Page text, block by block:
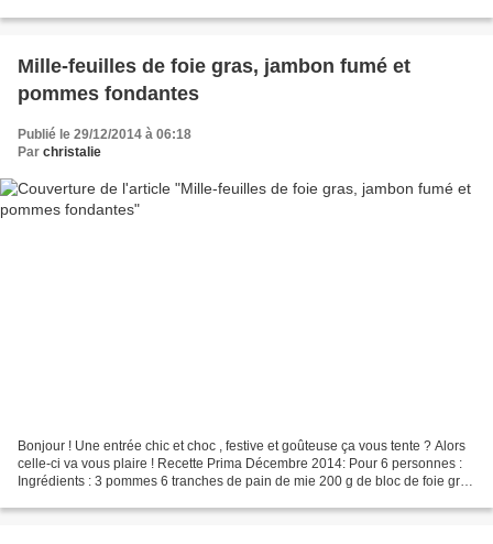
Mille-feuilles de foie gras, jambon fumé et
pommes fondantes
Publié le 29/12/2014 à 06:18
Par christalie
Bonjour ! Une entrée chic et choc , festive et goûteuse ça vous tente ? Alors
celle-ci va vous plaire ! Recette Prima Décembre 2014: Pour 6 personnes :
Ingrédients : 3 pommes 6 tranches de pain de mie 200 g de bloc de foie gras